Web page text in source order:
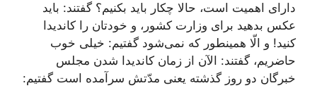
داراى اهمیت است، حالا چكار باید بكنیم؟ گفتند: باید
عكس بدهید براى وزارت كشور، و خودتان را كاندیدا
كنید! و الّا همینطور كه نمى‌شود گفتیم: خیلى خوب
حاضریم، گفتند: الآن از زمان كاندیدا شدن مجلس
خبرگان دو روز گذشته یعنى مدّتش سرآمده است گفتیم: